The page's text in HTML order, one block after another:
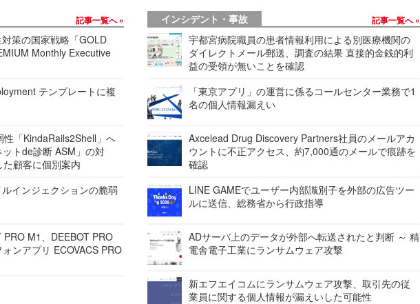
記事一覧へ
策の国家戦略「GOLD
Monthly Executive
テンプレートに複
「KindaRails2Shell」へ
トde診断 ASM」の対
顧客に個別案内
インジェクションの脆弱
M1、DEEBOT PRO
ンアプリ ECOVACS PRO
インシデント・事故 記事一覧へ
宇都宮病院職員の患者情報利用による別医療機関の
ダイレクトメール郵送、調査の結果 直接的金銭的利
益の受領が無いことを確認
「東京アプリ」の運営に係るコールセンター業務で1
名の個人情報漏えい
Axcelead Drug Discovery Partners社員のメールアカ
ウントに不正アクセス、約7,000通のメールで痕跡を
確認
LINE GAMEでユーザー内部識別子を外部の広告ツー
ルに送信、総務省から行政指導
ADサーバ上のデータが外部へ転送されたと判断 ～ 精
電舎電子工業にランサムウェア攻撃
新エフエイコムにランサムウェア攻撃、取引先の従
業員に関する個人情報が漏えいした可能性